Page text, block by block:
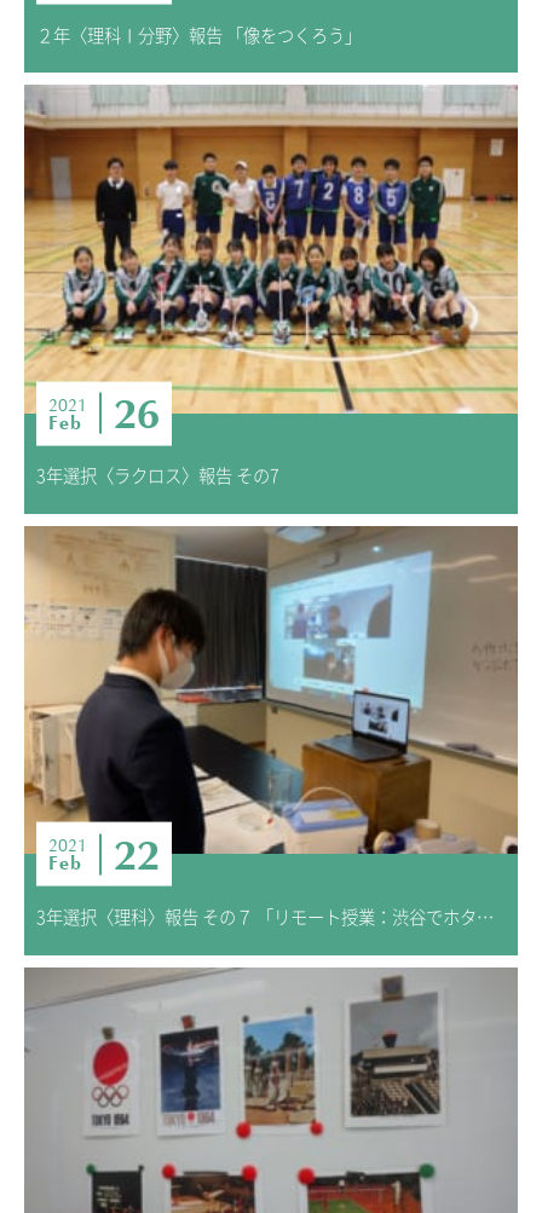
２年〈理科Ⅰ分野〉報告 「像をつくろう」
2021
Feb 26
3年選択〈ラクロス〉報告 その7
2021
Feb 22
3年選択〈理科〉報告 その７ 「リモート授業：渋谷でホタルを見てみよう」